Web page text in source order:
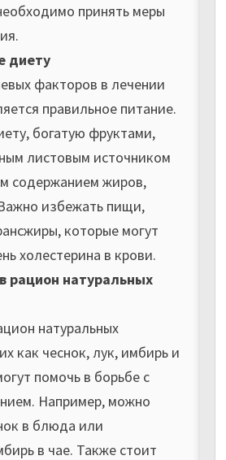
принять меры
диету
факторов в лечении
правильное питание.
богатую фруктами,
листовым источником
содержанием жиров,
избежать пищи,
которые могут
холестерина в крови.
рацион натуральных
натуральных
как чеснок, лук, имбирь и
помочь в борьбе с
Например, можно
в блюда или
в чае. Также стоит